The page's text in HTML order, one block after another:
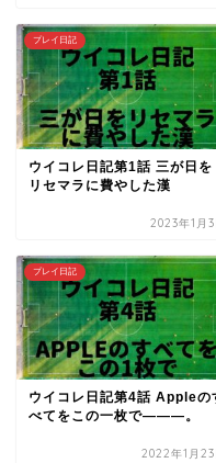
プレイ日記
ウイコレ日記第1話 三が日を
リセマラに費やした漢
2023年1月3
プレイ日記
ウイコレ日記第4話 Appleの
べてをこの一枚で―――。
2022年1月23